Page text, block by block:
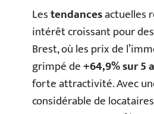
Lestendancesactuelles
intérêt croissant pour
Brest, où les prix de
grimpé de+64,9% sur 5
forte attractivité. Avec
considérable de